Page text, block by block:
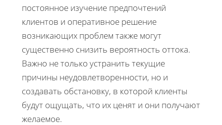
постоянное изучение предпочтений
клиентов и оперативное решение
возникающих проблем также могут
существенно снизить вероятность оттока.
Важно не только устранить текущие
причины неудовлетворенности, но и
создавать обстановку, в которой клиенты
будут ощущать, что их ценят и они получают
желаемое.